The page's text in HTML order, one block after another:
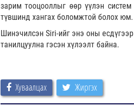
зарим тооцооллыг өөр үүлэн
түвшинд хангах боломжтой болох юм.
Шинэчилсэн Siri-ийг энэ оны
танилцуулна гэсэн хүлээлт байна.
Хуваалцах Жиргэх